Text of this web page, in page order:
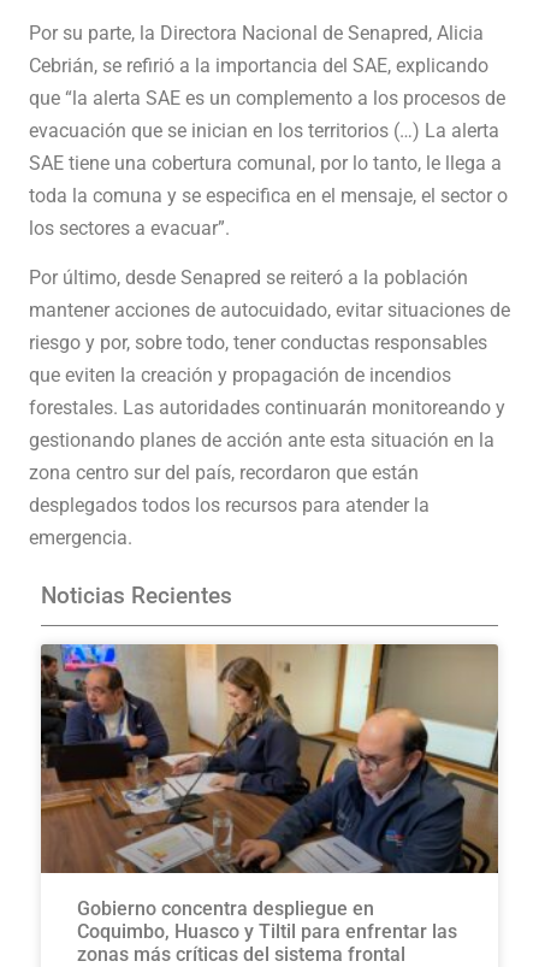
Por su parte, la Directora Nacional de Senapred, Alicia
Cebrián, se refirió a la importancia del SAE, explicando
que “la alerta SAE es un complemento a los procesos de
evacuación que se inician en los territorios (…) La alerta
SAE tiene una cobertura comunal, por lo tanto, le llega a
toda la comuna y se especifica en el mensaje, el sector o
los sectores a evacuar”.
Por último, desde Senapred se reiteró a la población
mantener acciones de autocuidado, evitar situaciones de
riesgo y por, sobre todo, tener conductas responsables
que eviten la creación y propagación de incendios
forestales. Las autoridades continuarán monitoreando y
gestionando planes de acción ante esta situación en la
zona centro sur del país, recordaron que están
desplegados todos los recursos para atender la
emergencia.
Noticias Recientes
Gobierno concentra despliegue en
Coquimbo, Huasco y Tiltil para enfrentar las
zonas más críticas del sistema frontal